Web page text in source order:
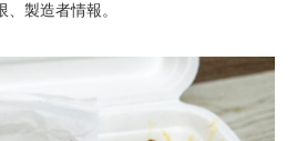
製造者情報。